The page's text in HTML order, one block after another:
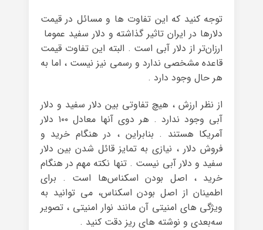
توجه کنید که این تفاوت ها و مسائل در قیمت
دلارها در ایران تاثیر گذاشته و دلار سفید عموما
ارزان‌تر از دلار آبی است . البته این تفاوت قیمت
قاعده‌ مشخصی ندارد و رسمی نیز نیست ، اما به
هر حال وجود دارد .
از نظر ارزش ، هیچ تفاوتی بین دلار سفید و دلار
آبی وجود ندارد . هر دوی آنها معادل ۱۰۰ دلار
آمریکا هستند . بنابراین ، در هنگام خرید و
فروش دلار ، نیازی به تمایز قائل شدن بین دلار
سفید و دلار آبی نیست . تنها نکته‌ مهم در هنگام
خرید ، اصل بودن اسکناس‌ها است . برای
اطمینان از اصل بودن اسکناس، می‌ توانید به
ویژگی‌ های امنیتی آن مانند نوار امنیتی ، تصویر
سه‌بعدی و نوشته‌ های ریز دقت کنید .